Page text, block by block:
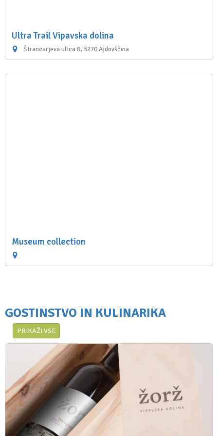
Ultra Trail Vipavska dolina
Štrancarjeva ulica 8, 5270 Ajdovščina
Museum collection
GOSTINSTVO IN KULINARIKA
PRIKAŽI VSE